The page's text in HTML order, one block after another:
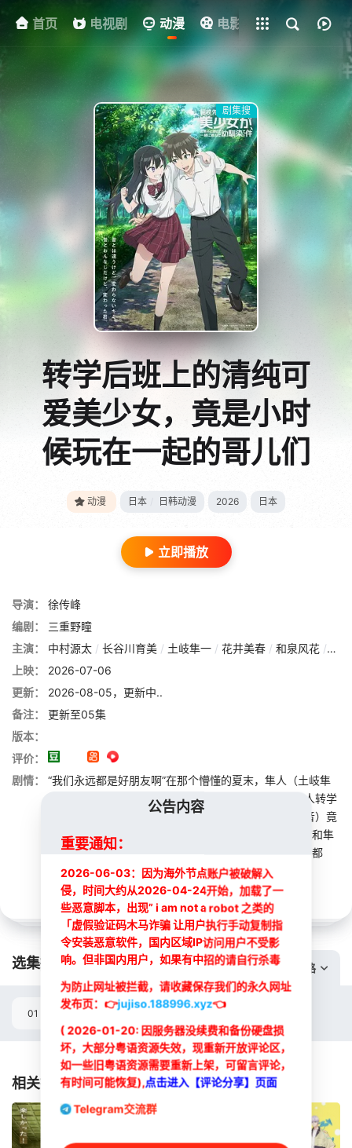
首页 电视剧 动漫 电影 其他 资
全部影片
剧集搜
转学后班上的清纯可
爱美少女，竟是小时
候玩在一起的哥儿们
动漫 日本 日韩动漫 2026 日本
立即播放
导演：
徐传峰
编剧：
三重野瞳
主演：
中村源太 / 长谷川育美 / 土岐隼一 / 花井美春 / 和泉风花 / 春
上映：
2026-07-06
更新：
2026-08-05，更新中..
备注：
更新至05集
版本：
评价：
剧情：
“我们永远都是好朋友啊”在那个懵懂的夏末，隼人（土岐隼
一 配音）与最重要的哥们许下了约定。七年后，当隼人转学
到都市高中时，重逢的青梅竹马春希（长谷川育美 配音）竟
出落成清纯可人的美少女。被称作高岭之花的春希，在和隼
人独处时就会用从前的亲昵方式对他展露笑颜。乡村与都
市，少年与少女，成长的心灵与身体，纵...展开
选集播放: 切换线路
选集
01 02 03
最新
相关推荐
公告内容
重要通知：
2026-06-03：因为海外节点账户被破解入
侵，时间大约从2026-04-24开始，加载了一
些恶意脚本，出现” i am not a robot 之类的
「虚假验证码木马诈骗 让用户执行手动复制指
令安装恶意软件，国内区域IP访问用户不受影
响。但非国内用户，如果有中招的请自行杀毒
为防止网址被拦截，请收藏保存我们的永久网址
发布页： 👉jujiso.188996.xyz👈
( 2026-01-20: 因服务器没续费和备份硬盘损
坏，大部分粤语资源失效，现重新开放评论区，
如一些旧粤语资源需要重新上架，可留言评论，
有时间可能恢复),点击进入【评论分享】页面
Telegram交流群